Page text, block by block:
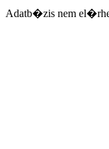
Adatb�zis nem